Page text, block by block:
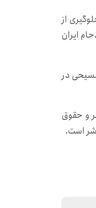
از
ایران
منتشر شده، ۱۷ شهروند مسیحی در
و حقوق
است.